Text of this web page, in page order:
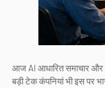
आज AI आधारित समाचार और
बड़ी टेक कंपनियां भी इस पर